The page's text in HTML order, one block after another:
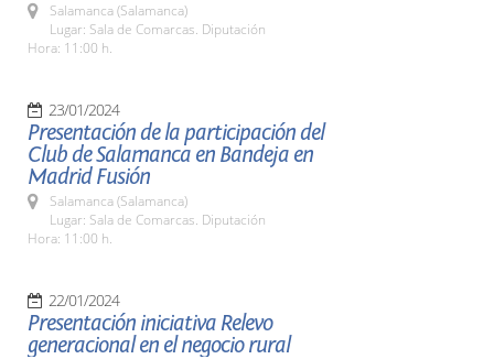
Salamanca (Salamanca)
Lugar: Sala de Comarcas. Diputación
Hora: 11:00 h.
23/01/2024
Presentación de la participación del
Club de Salamanca en Bandeja en
Madrid Fusión
Salamanca (Salamanca)
Lugar: Sala de Comarcas. Diputación
Hora: 11:00 h.
22/01/2024
Presentación iniciativa Relevo
generacional en el negocio rural